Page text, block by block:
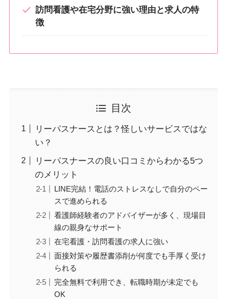
訪問看護や在宅分野に強い理由と求人の特
徴
目次
リーパスナースとは？怪しいサービスではな
い？
リーパスナースの良い口コミからわかる5つ
のメリット
LINE完結！電話のストレスなしで自分のペー
スで進められる
看護師経験者のアドバイザーが多く、現場目
線の親身なサポート
在宅看護・訪問看護の求人に強い
面接対策や履歴書添削が何度でも手厚く受け
られる
完全無料で利用でき、転職時期が未定でも
OK